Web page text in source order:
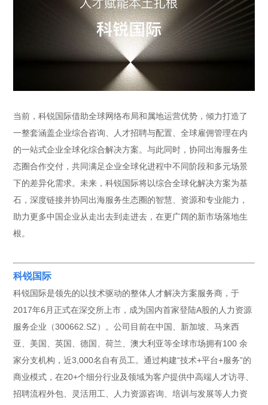
当前，科锐国际借助全球网络布局和属地运营优势，倾力打造了
一整套涵盖企业综合咨询、人才招聘与配置、全球雇佣管理在内
的一站式企业全球化综合解决方案。与此同时，协同出海服务生
态圈合作交付，共同满足企业全球化进程中不同阶段和多元场景
下的差异化需求。未来，科锐国际将以综合全球化解决方案为基
石，深度链接并协同出海服务生态圈的智慧、资源和专业能力，
助力更多中国企业从走出去到走进去，在更广阔的新市场落地生
根。
科锐国际
科锐国际是领先的以技术驱动的整体人才解决方案服务商，于
2017年6月正式在深交所上市，成为国内首家登陆A股的人力资源
服务企业（300662.SZ）。公司目前在中国、新加坡、马来西
亚、美国、英国、德国、荷兰、澳大利亚等全球市场拥有100 余
家分支机构，近3,000名自有员工。通过构建“技术+平台+服务”的
商业模式，在20+个细分行业及领域为客户提供中高端人才访寻、
招聘流程外包、灵活用工、人力资源咨询、培训与发展等人力资